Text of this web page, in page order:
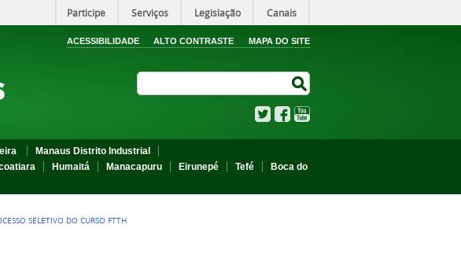
Participe Serviços Legislação Canais
ACESSIBILIDADE ALTO CONTRASTE MAPA DO SITE
TwitterFacebook
Manaus Distrito Industrial
Humaitá Manacapuru Eirunepé Tefé
Boca do
SELETIVO DO CURSO FTTH